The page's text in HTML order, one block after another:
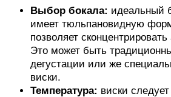
Выбор бокала: идеальный
имеет тюльпановидную
позволяет
Это может быть
дегустации или же
виски.
Температура: виски